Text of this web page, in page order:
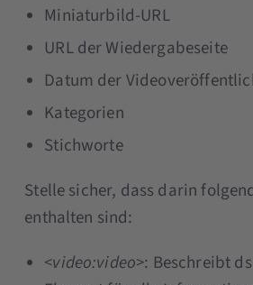
Miniaturbild-URL
URL der Wiedergabeseite
Datum der
Kategorien
Stichworte
Stelle sicher, dass darin
enthalten sind:
<video:video>: Beschreibt